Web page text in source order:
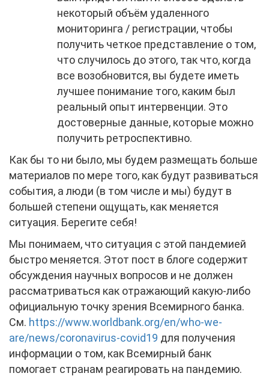
некоторый объём удаленного
мониторинга / регистрации, чтобы
получить четкое представление о том,
что случилось до этого, так что, когда
все возобновится, вы будете иметь
лучшее понимание того, каким был
реальный опыт интервенции. Это
достоверные данные, которые можно
получить ретроспективно.
Как бы то ни было, мы будем размещать больше
материалов по мере того, как будут развиваться
события, а люди (в том числе и мы) будут в
большей степени ощущать, как меняется
ситуация. Берегите себя!
Мы понимаем, что ситуация с этой пандемией
быстро меняется. Этот пост в блоге содержит
обсуждения научных вопросов и не должен
рассматриваться как отражающий какую-либо
официальную точку зрения Всемирного банка.
См. https://www.worldbank.org/en/who-we-
are/news/coronavirus-covid19 для получения
информации о том, как Всемирный банк
помогает странам реагировать на пандемию.